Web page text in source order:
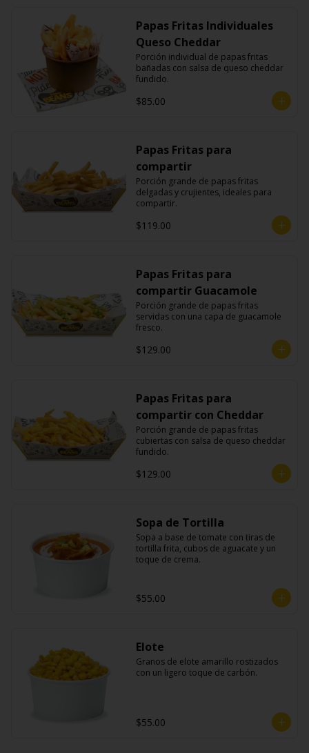
Papas Fritas Individuales
Queso Cheddar
Porción individual de papas fritas
bañadas con salsa de queso cheddar
fundido.
$85.00
Papas Fritas para
compartir
Porción grande de papas fritas
delgadas y crujientes, ideales para
compartir.
$119.00
Papas Fritas para
compartir Guacamole
Porción grande de papas fritas
servidas con una capa de guacamole
fresco.
$129.00
Papas Fritas para
compartir con Cheddar
Porción grande de papas fritas
cubiertas con salsa de queso cheddar
fundido.
$129.00
Sopa de Tortilla
Sopa a base de tomate con tiras de
tortilla frita, cubos de aguacate y un
toque de crema.
$55.00
Elote
Granos de elote amarillo rostizados
con un ligero toque de carbón.
$55.00